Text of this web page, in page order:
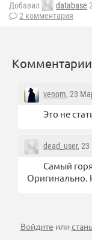
Добавил database
2 комментария
Комментарии
venom, 23
Это не
dead_user, 23
Самый
Оригинально.
Войдите или